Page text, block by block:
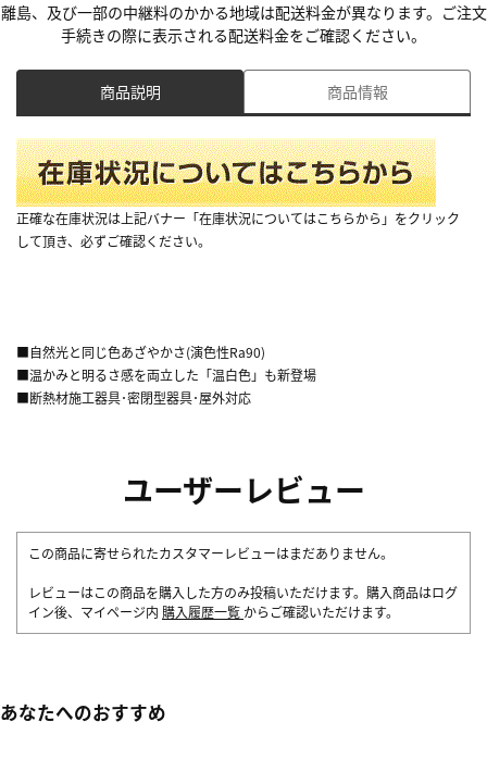
離島、及び一部の中継料のかかる地域は配送料金が異なります。ご注文
手続きの際に表示される配送料金をご確認ください。
商品説明 商品情報
正確な在庫状況は上記バナー「在庫状況についてはこちらから」をクリック
して頂き、必ずご確認ください。
■自然光と同じ色あざやかさ(演色性Ra90)
■温かみと明るさ感を両立した「温白色」も新登場
■断熱材施工器具･密閉型器具･屋外対応
ユーザーレビュー
この商品に寄せられたカスタマーレビューはまだありません。
レビューはこの商品を購入した方のみ投稿いただけます。購入商品はログ
イン後、マイページ内 購入履歴一覧 からご確認いただけます。
あなたへのおすすめ